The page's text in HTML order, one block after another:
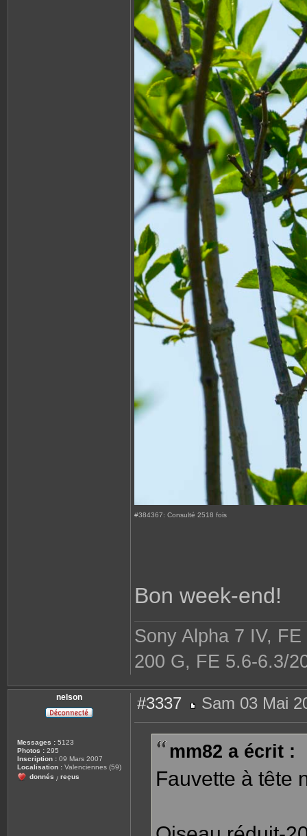
#384367: Consulté 2518 fois
Bon week-end!
Sony Alpha 7 IV,
200 G, FE 5.6-6.3/
nelson
Messages : 5123
Photos : 295
Inscription : 09 Mars 2007
Localisation : Valenciennes (59)
donnés / reçus
#3337
e
Sam 03 Mai
mm82 a écrit :
Fauvette à tête